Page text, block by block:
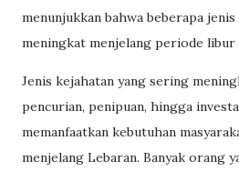
menunjukkan bahwa beberapa
meningkat menjelang periode libur
Jenis kejahatan yang sering
pencurian, penipuan, hingga
memanfaatkan kebutuhan
menjelang Lebaran. Banyak orang